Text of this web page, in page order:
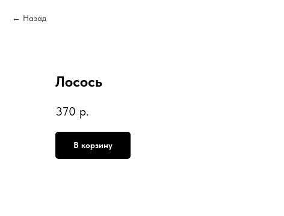
Назад
Лосось
370 р.
В корзину